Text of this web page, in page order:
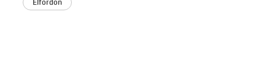
Elfordon